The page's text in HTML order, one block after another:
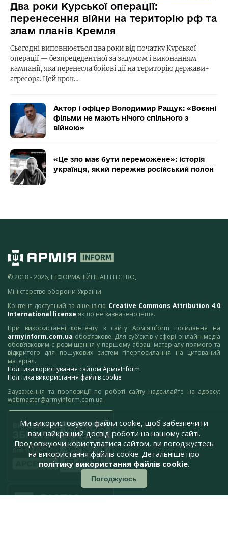
Два роки Курської операції:
перенесення війни на територію рф та
злам планів Кремля
Сьогодні виповнюється два роки від початку Курської
операції — безпрецедентної за задумом і виконанням
кампанії, яка перенесла бойові дії на територію держави-
агресора. Цей крок…
Актор і офіцер Володимир Ращук: «Воєнні
фільми не мають нічого спільного з
війною»
«Це зло має бути переможене»: історія
українця, який пережив російський полон
© 2018 - 2026, ІНФОРМАЦІЙНЕ АГЕНТСТВО,
Міністерство оборони України
Контент доступний за ліцензією Creative Commons Attribution 4.0
International license якщо не зазначено інше.
При використанні контенту з сайту АрміяInform посилання на
armyinform.com.ua обов’язкове. Для суб’єктів у сфері онлайн-медіа
обов’язковим є розміщення у першому абзаці матеріалу прямого та
відкритого для пошукових систем гіперпосилання на цитований
матеріал.
Політика користування сайтом АрміяInform
Політика використання файлів cookie
Зауваження та пропозиції по роботі сайту надсилайте на адресу:
webmaster@armyinform.com.ua
Ми використовуємо файли cookie, щоб забезпечити
вам найкращий досвід роботи на нашому сайті.
Продовжуючи користуватися сайтом, ви погоджуєтесь
на використання файлів cookie. Детальніше про
політику використання файлів cookie.
Погоджуюсь